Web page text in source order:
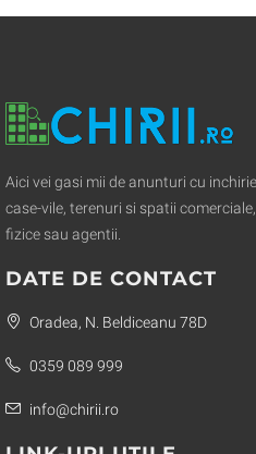
Aici vei gasi mii de anunturi cu
case-vile, terenuri si spatii
fizice sau agentii.
DATE DE CONTACT
Oradea, N. Beldiceanu 78D
0359 089 999
info@chirii.ro